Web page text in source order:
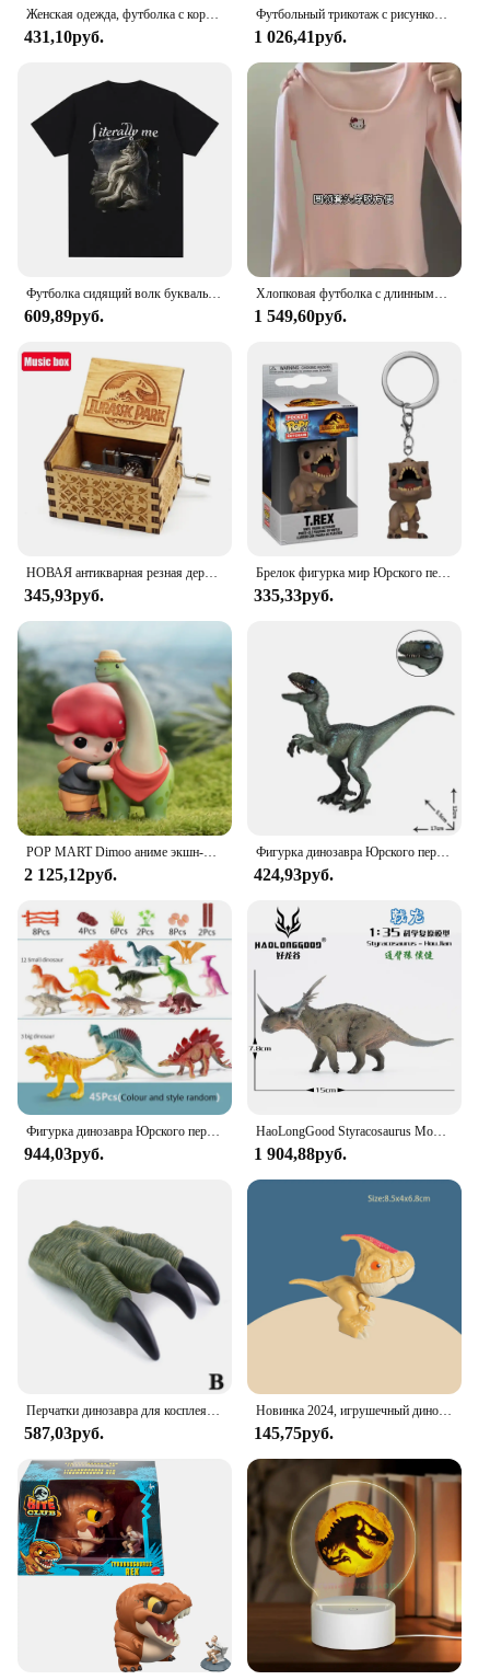
Женская одежда, футболка с коротким рукавом, облегающие топы, Женский трикотажный облегающий топ с круглым вырезом, Женская Спортивная одежда для секса 2024 Y2K New2410
431,10руб.
Футбольный трикотаж с рисунком дракона Hello Kitty, повседневная уличная женская футболка-поло большого размера с коротким рукавом
1 026,41руб.
Футболка сидящий волк буквально со мной, Забавный мем, Женская Повседневная футболка с коротким рукавом, Женская Ретро футболка в стиле хип-хоп
609,89руб.
Хлопковая футболка с длинными рукавами с рисунком «Hello Kitty» Sanrioed, рубашка для отдыха с вышивкой, милые свободные утепленные топы для девочек-студентов
1 549,60руб.
345,93руб.
Брелок фигурка мир Юрского периода, голубой Велоцираптор, коллекционные игрушки
335,33руб.
2 125,12руб.
Фигурка динозавра Юрского периода, новая модель животного, Велоцираптор, хищный динозавр, экшн-фигурки, развивающие игрушки для детей
424,93руб.
944,03руб.
HaoLongGood Styracosaurus Модель динозавра Юрского периода, игрушки 1/35 на складе
1 904,88руб.
587,03руб.
Новинка 2024, игрушечный динозавр Юрского периода с кусающей рукой, подарки, имитация животного, модель Рекс-Раптора, сувенир на день рождения
145,75руб.